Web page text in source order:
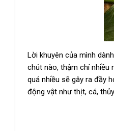
Lời khuyên của mình
chút nào, thậm chí nhiều
quá nhiều sẽ gây ra đầy
động vật như thịt, cá,